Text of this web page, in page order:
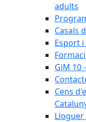
adults
Casals
Esport
GiM 10
Cens
Lloguer